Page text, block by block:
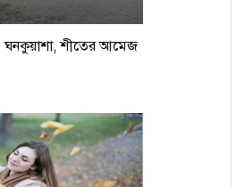
ঘনকুয়াশা, শীতের আমেজ